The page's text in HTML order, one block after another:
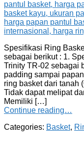
Spesifikasi Ring
sebagai berikut : 1.
Trinity TR-02 sebagai
padding sampai
ring basket dari tanah
Tidak dapat melipat
Memiliki […]
Continue reading…
Categories: Basket,